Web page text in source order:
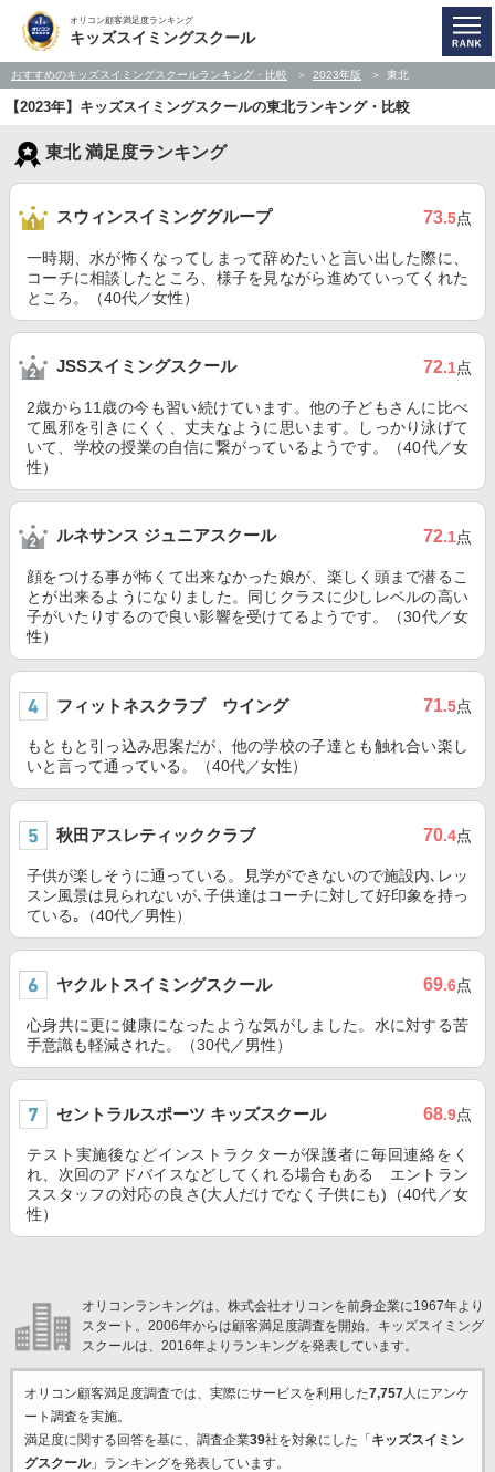
オリコン顧客満足度ランキング
キッズスイミングスクール
おすすめのキッズスイミングスクールランキング・比較 2023年版 東北
【2023年】キッズスイミングスクールの東北ランキング・比較
東北 満足度ランキング
スウィンスイミンググループ 73.5点
一時期、水が怖くなってしまって辞めたいと言い出した際に、
コーチに相談したところ、様子を見ながら進めていってくれた
ところ。（40代／女性）
JSSスイミングスクール 72.1点
2歳から11歳の今も習い続けています。他の子どもさんに比べ
て風邪を引きにくく、丈夫なように思います。しっかり泳げて
いて、学校の授業の自信に繋がっているようです。（40代／女
性）
ルネサンス ジュニアスクール 72.1点
顔をつける事が怖くて出来なかった娘が、楽しく頭まで潜るこ
とが出来るようになりました。同じクラスに少しレベルの高い
子がいたりするので良い影響を受けてるようです。（30代／女
性）
フィットネスクラブ ウイング 71.5点
もともと引っ込み思案だが、他の学校の子達とも触れ合い楽し
いと言って通っている。（40代／女性）
秋田アスレティッククラブ 70.4点
子供が楽しそうに通っている。見学ができないので施設内､レッ
スン風景は見られないが､子供達はコーチに対して好印象を持っ
ている｡（40代／男性）
ヤクルトスイミングスクール 69.6点
心身共に更に健康になったような気がしました。水に対する苦
手意識も軽減された。（30代／男性）
セントラルスポーツ キッズスクール 68.9点
テスト実施後などインストラクターが保護者に毎回連絡をく
れ、次回のアドバイスなどしてくれる場合もある エントラン
ススタッフの対応の良さ(大人だけでなく子供にも)（40代／女
性）
オリコンランキングは、株式会社オリコンを前身企業に1967年より
スタート。2006年からは顧客満足度調査を開始。キッズスイミング
スクールは、2016年よりランキングを発表しています。
オリコン顧客満足度調査では、実際にサービスを利用した7,757人にアンケ
ート調査を実施。
満足度に関する回答を基に、調査企業39社を対象にした「 キッズスイミン
グスクール」ランキングを発表しています。